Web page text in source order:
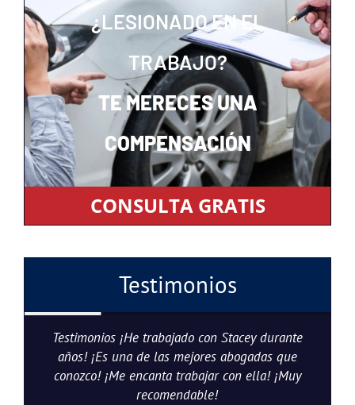
¿LESIONADO EN EL
TRABAJO?
TE MERECES UNA
COMPENSACIÓN
CONSULTA GRATIS
Testimonios
Testimonios ¡He trabajado con Stacey durante
años! ¡Es una de las mejores abogadas que
conozco! ¡Me encanta trabajar con ella! ¡Muy
recomendable!